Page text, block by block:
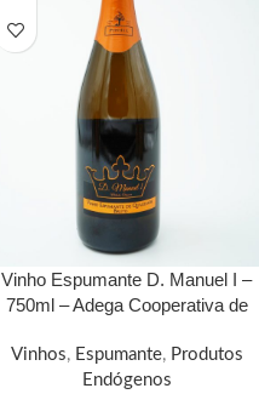
Vinho Espumante D. Manuel I –
750ml – Adega Cooperativa de
Vinhos, Espumante, Produtos
Endógenos